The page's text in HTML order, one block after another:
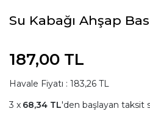
Su Kabağı Ahşap
187,00 TL
Havale Fiyatı : 183,26 TL
68,34 TL'den başlayan taksit